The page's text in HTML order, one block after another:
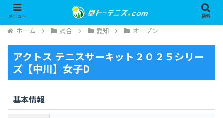
ホーム 試合 愛知 オープン
アクトス テニスサーキット２０２５シリー
ズ【中川】女子D
基本情報
メニュー 検索